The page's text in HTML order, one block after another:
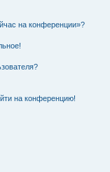
на конференции»?
на конференцию!